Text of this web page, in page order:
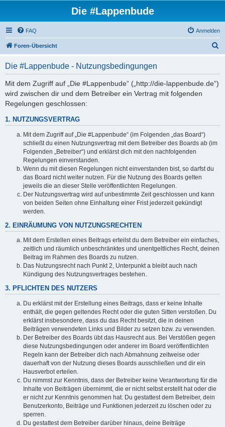
Die #Lappenbude
FAQ Anmelden
Foren-Übersicht
Die #Lappenbude - Nutzungsbedingungen
Mit dem Zugriff auf „Die #Lappenbude“ („http://die-lappenbude.de“)
wird zwischen dir und dem Betreiber ein Vertrag mit folgenden
Regelungen geschlossen:
1. NUTZUNGSVERTRAG
Mit dem Zugriff auf „Die #Lappenbude“ (im Folgenden „das Board“)
schließt du einen Nutzungsvertrag mit dem Betreiber des Boards ab (im
Folgenden „Betreiber“) und erklärst dich mit den nachfolgenden
Regelungen einverstanden.
Wenn du mit diesen Regelungen nicht einverstanden bist, so darfst du
das Board nicht weiter nutzen. Für die Nutzung des Boards gelten
jeweils die an dieser Stelle veröffentlichten Regelungen.
Der Nutzungsvertrag wird auf unbestimmte Zeit geschlossen und kann
von beiden Seiten ohne Einhaltung einer Frist jederzeit gekündigt
werden.
2. EINRÄUMUNG VON NUTZUNGSRECHTEN
Mit dem Erstellen eines Beitrags erteilst du dem Betreiber ein einfaches,
zeitlich und räumlich unbeschränktes und unentgeltliches Recht, deinen
Beitrag im Rahmen des Boards zu nutzen.
Das Nutzungsrecht nach Punkt 2, Unterpunkt a bleibt auch nach
Kündigung des Nutzungsvertrages bestehen.
3. PFLICHTEN DES NUTZERS
Du erklärst mit der Erstellung eines Beitrags, dass er keine Inhalte
enthält, die gegen geltendes Recht oder die guten Sitten verstoßen. Du
erklärst insbesondere, dass du das Recht besitzt, die in deinen
Beiträgen verwendeten Links und Bilder zu setzen bzw. zu verwenden.
Der Betreiber des Boards übt das Hausrecht aus. Bei Verstößen gegen
diese Nutzungsbedingungen oder anderer im Board veröffentlichten
Regeln kann der Betreiber dich nach Abmahnung zeitweise oder
dauerhaft von der Nutzung dieses Boards ausschließen und dir ein
Hausverbot erteilen.
Du nimmst zur Kenntnis, dass der Betreiber keine Verantwortung für die
Inhalte von Beiträgen übernimmt, die er nicht selbst erstellt hat oder die
er nicht zur Kenntnis genommen hat. Du gestattest dem Betreiber, dein
Benutzerkonto, Beiträge und Funktionen jederzeit zu löschen oder zu
sperren.
Du gestattest dem Betreiber darüber hinaus, deine Beiträge